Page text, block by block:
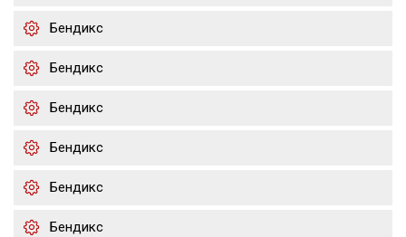
Бендикс
Бендикс
Бендикс
Бендикс
Бендикс
Бендикс